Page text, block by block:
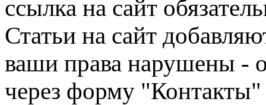
ссылка на сайт
Статьи на сайт
ваши права нарушены -
через форму "Контакты"